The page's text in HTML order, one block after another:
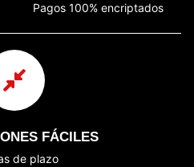
Pagos 100% encriptados
FÁCILES
de plazo